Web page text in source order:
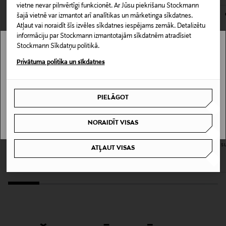
vietne nevar pilnvērtīgi funkcionēt. Ar Jūsu piekrišanu Stockmann
šajā vietnē var izmantot arī analītikas un mārketinga sīkdatnes.
Atļaut vai noraidīt šīs izvēles sīkdatnes iespējams zemāk. Detalizētu
informāciju par Stockmann izmantotajām sīkdatnēm atradīsiet
Stockmann Sīkdatņu politikā.
Privātuma politika un sīkdatnes
PIELĀGOT
NORAIDĪT VISAS
ATĻAUT VISAS
140964897
Informācija par izmēru
Koko 4; 55 mm.
Izmērs
kas tiek atdoti atpakaļ, ir jābūt to sākotnējā neatvērtajā
iepakojumā.
PREČU ATGRIEŠANAS POLITIKA
GHD
The All-Rounder Paddle matu suka
GHD
The All-Rounder Mini Paddle matu
Stockmann nav pieejams tavā valstī.
I UNDERSTAND